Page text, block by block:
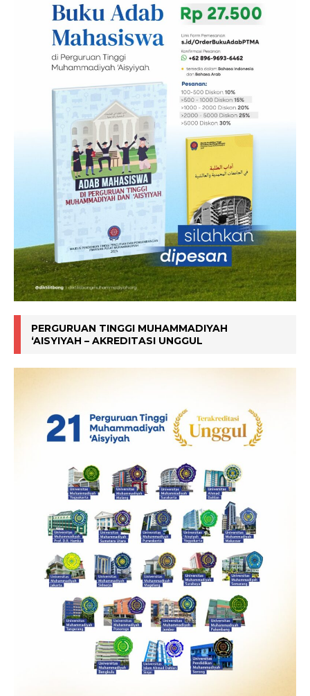
PERGURUAN TINGGI MUHAMMADIYAH
‘AISYIYAH – AKREDITASI UNGGUL